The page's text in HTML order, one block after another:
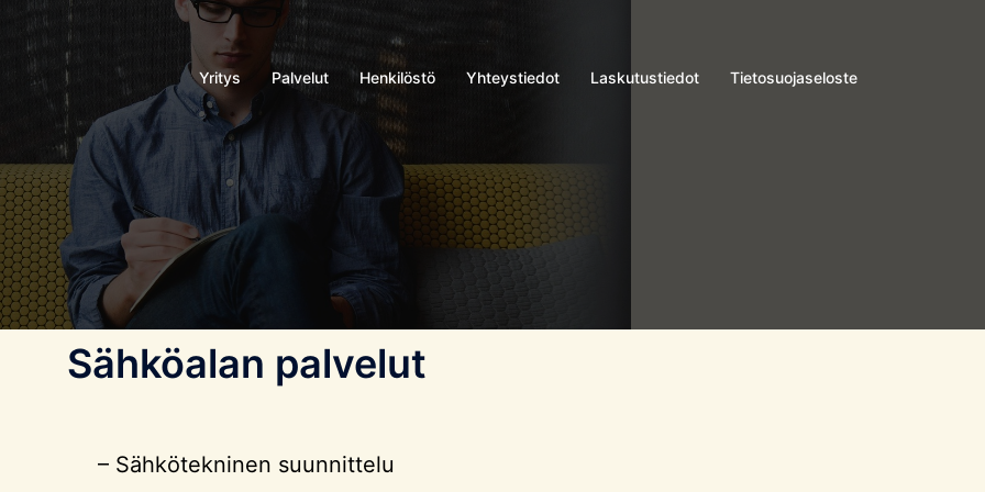
Yritys Palvelut Henkilöstö Yhteystiedot Laskutustiedot Tietosuojaseloste
Sähköalan palvelut
– Sähkötekninen suunnittelu